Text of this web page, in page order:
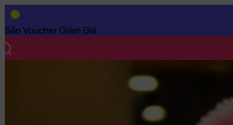
Săn Voucher Giảm Giá
Trang Chủ